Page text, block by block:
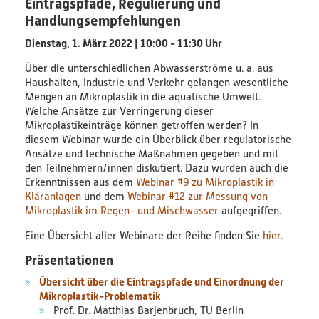
PlastikNet
Joint Projects
Map
Overview
Events
Publications
News
Results
(scientific) Publications
Eintragspfade, Regulierung und
Handlungsempfehlungen
Dienstag, 1. März 2022 | 10:00 - 11:30 Uhr
Über die unterschiedlichen Abwasserströme u. a. aus
Haushalten, Industrie und Verkehr gelangen wesentliche
Mengen an Mikroplastik in die aquatische Umwelt.
Welche Ansätze zur Verringerung dieser
Mikroplastikeinträge können getroffen werden? In
diesem Webinar wurde ein Überblick über regulatorische
Ansätze und technische Maßnahmen gegeben und mit
den Teilnehmern/innen diskutiert. Dazu wurden auch die
Erkenntnissen aus dem Webinar #9 zu Mikroplastik in
Kläranlagenund dem Webinar #12 zur Messung von
Mikroplastik im Regen- und Mischwasser aufgegriffen.
Eine Übersicht aller Webinare der Reihe finden Sie hier.
Präsentationen
Übersicht über die Eintragspfade und Einordnung der
Mikroplastik-Problematik
Prof. Dr. Matthias Barjenbruch, TU Berlin